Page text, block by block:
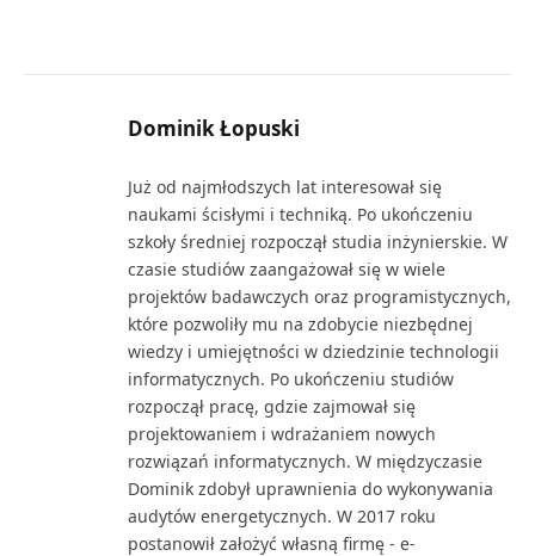
Dominik Łopuski
Już od najmłodszych lat interesował się
naukami ścisłymi i techniką. Po ukończeniu
szkoły średniej rozpoczął studia inżynierskie. W
czasie studiów zaangażował się w wiele
projektów badawczych oraz programistycznych,
które pozwoliły mu na zdobycie niezbędnej
wiedzy i umiejętności w dziedzinie technologii
informatycznych. Po ukończeniu studiów
rozpoczął pracę, gdzie zajmował się
projektowaniem i wdrażaniem nowych
rozwiązań informatycznych. W międzyczasie
Dominik zdobył uprawnienia do wykonywania
audytów energetycznych. W 2017 roku
postanowił założyć własną firmę - e-